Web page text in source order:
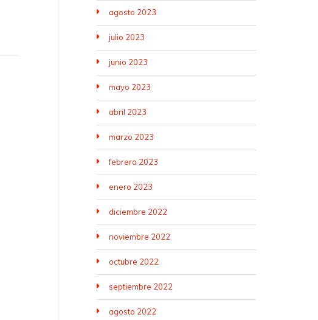
agosto 2023
julio 2023
junio 2023
mayo 2023
abril 2023
marzo 2023
febrero 2023
enero 2023
diciembre 2022
noviembre 2022
octubre 2022
septiembre 2022
agosto 2022